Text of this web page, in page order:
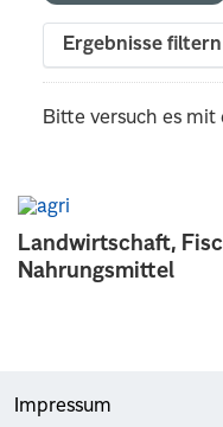
Landwirtschaft,
Nahrungsmittel
Ergebnisse filtern
Bitte versuch es mit
Impressum